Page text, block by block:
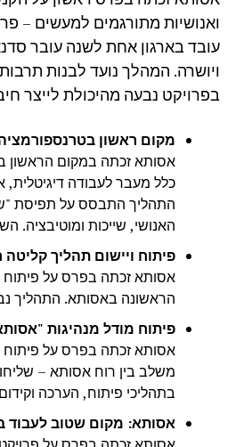
ואנושיות מתורגמים למעשים –
עובד בארגון אחת לשנה עובר
ויושרה. המהלך נועד לבנות
בפרויקט נבעה מהיכולת לייצר
מקום ראשון
אסותא זכתה במקום הראשון
כלל מעבר לעבודה דיגיטלית,
התהליך התבסס על תפיסת
האנושי, שייכות ומוטיבציה.
פיתוח ויישום תהליך
אסותא זכתה בפרס על פיתוח
הראשונה באסותא. התהליך
פיתוח מודל מנהיגות
אסותא זכתה בפרס על פיתוח
משלב בין רוח אסותא –
בתהליכי פיתוח, הערכה
אסותא: מקום שטוב לעבוד